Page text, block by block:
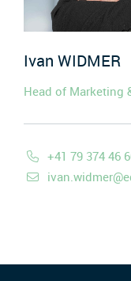
Ivan WIDMER
Head of Marketing
+41 79 374 46